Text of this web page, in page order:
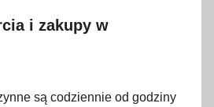
i zakupy w
są codziennie od godziny